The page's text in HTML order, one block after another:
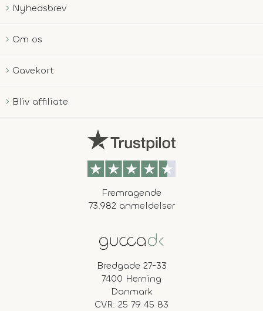
Nyhedsbrev
Om os
Gavekort
Bliv affiliate
Fremragende
73.982 anmeldelser
Bredgade 27-33
7400 Herning
Danmark
CVR: 25 79 45 83